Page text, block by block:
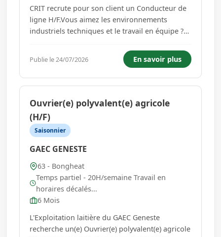
CRIT recrute pour son client un Conducteur de
ligne H/F.Vous aimez les environnements
industriels techniques et le travail en équipe ?
performants au coeur de la production ? Cette
opportunité est faite pour vous.Votre mission
:Au sein d'un site de prod...
Publie le 24/07/2026 En savoir plus
Ouvrier(e) polyvalent(e) agricole
(H/F)
Saisonnier
GAEC GENESTE
63 - Bongheat
Temps partiel - 20H/semaine Travail en
horaires décalés...
6 Mois
L'Exploitation laitière du GAEC Geneste
recherche un(e) Ouvrier(e) polyvalent(e) agricole